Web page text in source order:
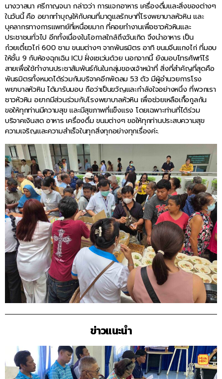
นางวาสนา ศรีกาญจนา กล่าวว่า การแจกอาหาร เครื่องดื่มและสิ่งของต่างๆ
ในวันนี้ คือ อยากทำบุญให้กับคนที่มาดูแลรักษาที่โรงพยาบาลหัวหิน และ
บุคลากรทางการแพทย์ที่เหนื่อยมาก ที่คอยทำงานเพื่อชาวหัวหินและ
ประชาชนทั่วไป อีกทั้งเนื่องในโอกาสใกล้ถึงวันเกิด จึงนำอาหาร เป็น
ก๋วยเตี๋ยวไก่ 600 ชาม ขนมต่างๆ จากพันธมิตร อาทิ ขนมจีนแกงไก่ ที่มอบ
ให้ชั้น 9 กับห้องฉุกเฉิน ICU ฝั่งเซเว่นด้วย นอกจากนี้ ยังมอบโทรศัพท์ไร้
สายเพื่อใช้ทำงานประชาสัมพันธ์กันในกลุ่มของเจ้าหน้าที่ สิ่งที่สำคัญที่สุดคือ
พันธมิตรทั้งหมดได้ร่วมกันบริจาคอีกพัดลม 53 ตัว มีผู้อำนวยการโรง
พยาบาลหัวหิน ได้มารับมอบ ถือว่าเป็นขวัญและกำลังใจอย่างหนึ่ง ที่พวกเรา
ชาวหัวหิน อยากมีส่วนร่วมกับโรงพยาบาลหัวหิน เพื่อช่วยเหลือเกื้อกูลกัน
ขอให้ทุกท่านมีความสุข และมีสุขภาพที่แข็งแรง โดยเฉพาะท่านที่ได้ร่วม
บริจาคเงินสด อาหาร เครื่องดื่ม ขนมต่างๆ ขอให้ทุกท่านประสบความสุข
ความเจริญและความสำเร็จในทุกสิ่งทุกอย่างทุกเรื่องค่ะ.
ข่าวแนะนำ